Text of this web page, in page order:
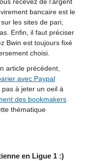
bancaire est le
les sites de pari,
Enfin, il faut préciser
Bwin est toujours fixé
choisi.
article précédent,
avec Paypal
pas à jeter un oeil à
des bookmakers
thématique
en Ligue 1 :)